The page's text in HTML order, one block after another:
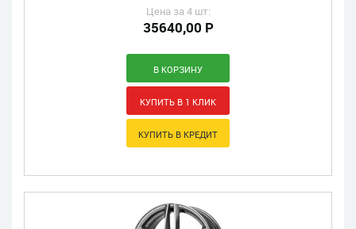
Цена за 4 шт:
35640,00 Р